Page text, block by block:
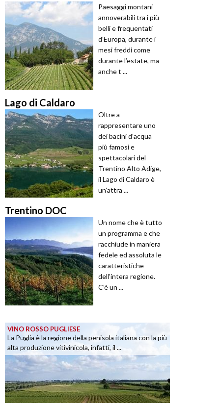
Paesaggi montani
annoverabili tra i più
belli e frequentati
d’Europa, durante i
mesi freddi come
durante l’estate, ma
anche t ...
Lago di Caldaro
Oltre a
rappresentare uno
dei bacini d’acqua
più famosi e
spettacolari del
Trentino Alto Adige,
il Lago di Caldaro è
un’attra ...
Trentino DOC
Un nome che è tutto
un programma e che
racchiude in maniera
fedele ed assoluta le
caratteristiche
dell’intera regione.
C’è un ...
VINO ROSSO PUGLIESE
La Puglia è la regione della penisola italiana con la più
alta produzione vitivinicola, infatti, il ...